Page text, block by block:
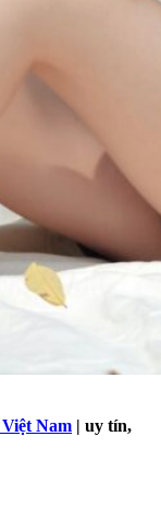
Nam | uy tín,